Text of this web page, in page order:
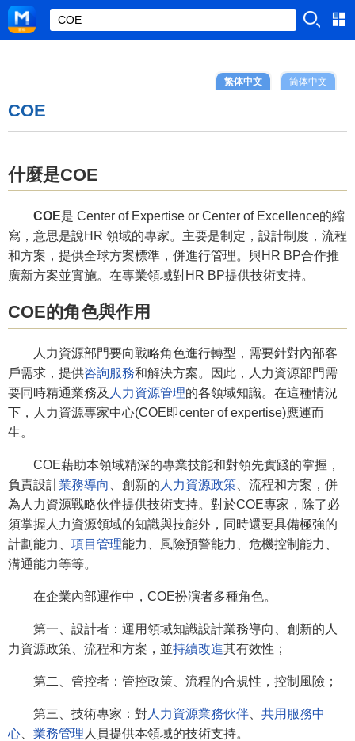
简体中文
繁体中文
COE
什麼是COE
COE是 Center of Expertise or Center of Excellence的縮
寫，意思是說HR 領域的專家。主要是制定，設計制度，流程
和方案，提供全球方案標準，併進行管理。與HR BP合作推
廣新方案並實施。在專業領域對HR BP提供技術支持。
COE的角色與作用
人力資源部門要向戰略角色進行轉型，需要針對內部客
戶需求，提供咨詢服務和解決方案。因此，人力資源部門需
要同時精通業務及 人力資源管理的各領域知識。在這種情況
下，人力資源專家中心(COE即center of expertise)應運而
生。
COE藉助本領域精深的專業技能和對領先實踐的掌握，
負責設計業務導向 、創新的 人力資源政策 、流程和方案，併
為人力資源戰略伙伴提供技術支持。對於COE專家，除了必
須掌握人力資源領域的知識與技能外，同時還要具備極強的
計劃能力、 項目管理能力、風險預警能力、危機控制能力、
溝通能力等等。
在企業內部運作中，COE扮演者多種角色。
第一、設計者：運用領域知識設計業務導向、創新的人
力資源政策、流程和方案，並持續改進其有效性；
第二、管控者：管控政策、流程的合規性，控制風險；
第三、技術專家：對人力資源業務伙伴
共用服務中
心
業務管理 人員提供本領域的技術支持。